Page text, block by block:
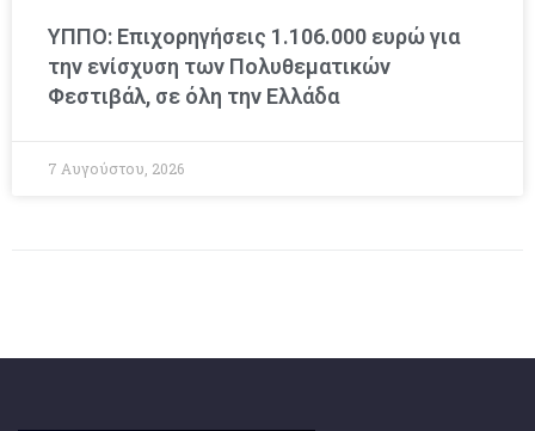
ΥΠΠΟ: Επιχορηγήσεις 1.106.000 ευρώ για
την ενίσχυση των Πολυθεματικών
Φεστιβάλ, σε όλη την Ελλάδα
7 Αυγούστου, 2026